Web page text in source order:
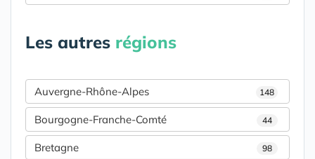
Les autres régions
Auvergne-Rhône-Alpes 148
Bourgogne-Franche-Comté 44
Bretagne 98